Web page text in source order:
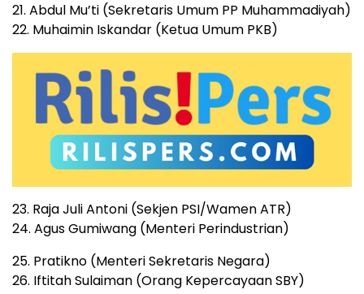
21. Abdul Mu’ti (Sekretaris Umum PP Muhammadiyah)
22. Muhaimin Iskandar (Ketua Umum PKB)
23. Raja Juli Antoni (Sekjen PSI/Wamen ATR)
24. Agus Gumiwang (Menteri Perindustrian)
25. Pratikno (Menteri Sekretaris Negara)
26. Iftitah Sulaiman (Orang Kepercayaan SBY)